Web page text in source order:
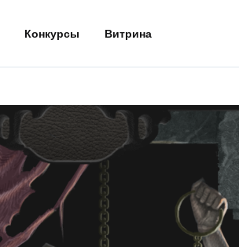
Конкурсы Витрина